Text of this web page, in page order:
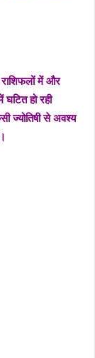
राशिफलों में और
हो रही
ज्योतिषी से अवश्य